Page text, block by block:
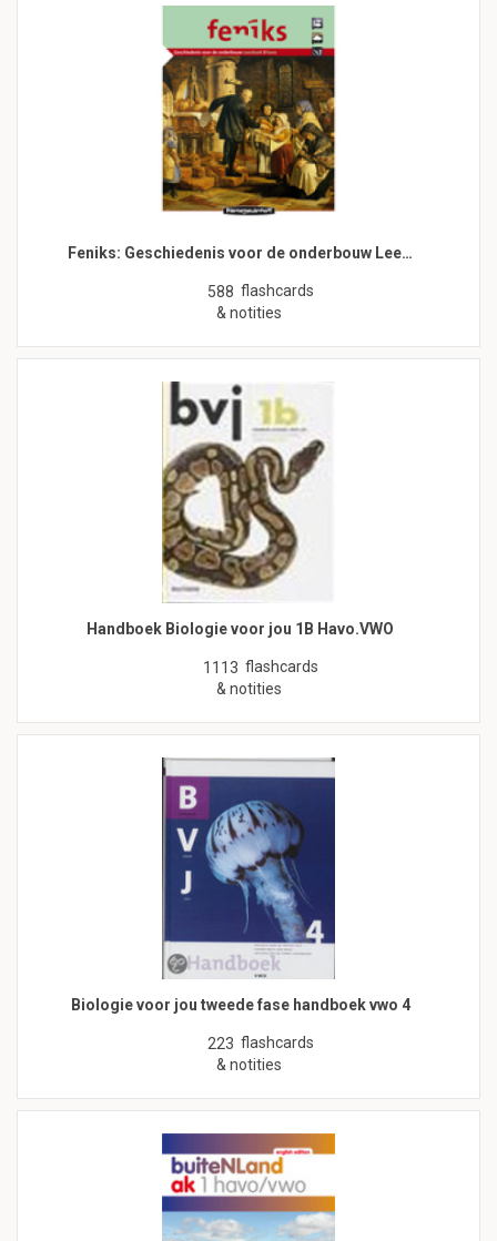
Feniks: Geschiedenis voor de onderbouw Lee…
588 flashcards
& notities
Handboek Biologie voor jou 1B Havo.VWO
1113 flashcards
& notities
Biologie voor jou tweede fase handboek vwo 4
223 flashcards
& notities